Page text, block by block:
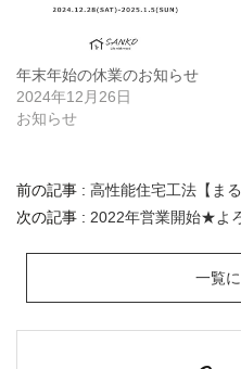
年末年始の休業のお知らせ
2024年12月26日
お知らせ
前の記事 : 高性能住宅工法【ま
次の記事 : 2022年営業開始★よ
一覧